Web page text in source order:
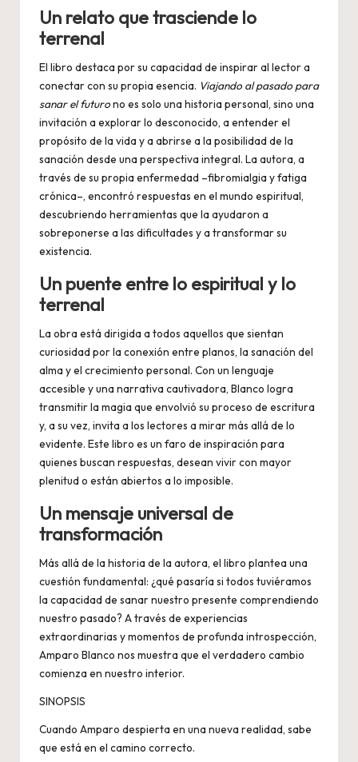
Un relato que trasciende lo
terrenal
El libro destaca por su capacidad de inspirar al lector a
conectar con su propia esencia. Viajando al pasado para
sanar el futurono es solo una historia personal, sino una
invitación a explorar lo desconocido, a entender el
propósito de la vida y a abrirse a la posibilidad de la
sanación desde una perspectiva integral. La autora, a
través de su propia enfermedad –fibromialgia y fatiga
crónica–, encontró respuestas en el mundo espiritual,
descubriendo herramientas que la ayudaron a
sobreponerse a las dificultades y a transformar su
existencia.
Un puente entre lo espiritual y lo
terrenal
La obra está dirigida a todos aquellos que sientan
curiosidad por la conexión entre planos, la sanación del
alma y el crecimiento personal. Con un lenguaje
accesible y una narrativa cautivadora, Blanco logra
transmitir la magia que envolvió su proceso de escritura
y, a su vez, invita a los lectores a mirar más allá de lo
evidente. Este libro es un faro de inspiración para
quienes buscan respuestas, desean vivir con mayor
plenitud o están abiertos a lo imposible.
Un mensaje universal de
transformación
Más allá de la historia de la autora, el libro plantea una
cuestión fundamental: ¿qué pasaría si todos tuviéramos
la capacidad de sanar nuestro presente comprendiendo
nuestro pasado? A través de experiencias
extraordinarias y momentos de profunda introspección,
Amparo Blanco nos muestra que el verdadero cambio
comienza en nuestro interior.
SINOPSIS
Cuando Amparo despierta en una nueva realidad, sabe
que está en el camino correcto.